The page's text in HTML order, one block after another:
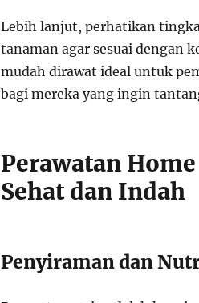
Lebih lanjut, perhatikan
tanaman agar sesuai dengan
mudah dirawat ideal untuk
bagi mereka yang ingin
Perawatan
Sehat dan Indah
Penyiraman dan